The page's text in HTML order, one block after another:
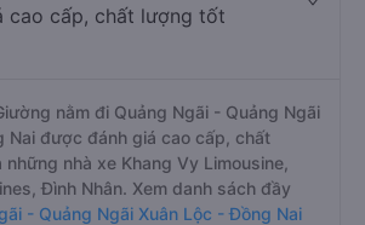
cao cấp, chất lượng tốt
nằm đi Quảng Ngãi - Quảng Ngãi
Nai được đánh giá cao cấp, chất
nhà xe Khang Vy Limousine,
Đình Nhân. Xem danh sách đầy
- Quảng Ngãi Xuân Lộc - Đồng Nai